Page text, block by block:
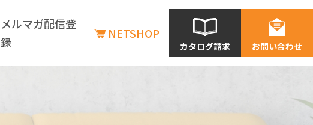
メルマガ配信登
録
NETSHOP
カタログ請求 お問い合わせ